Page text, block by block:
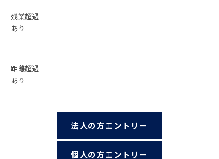
残業超過
あり
距離超過
あり
法人の方エントリー
個人の方エントリー